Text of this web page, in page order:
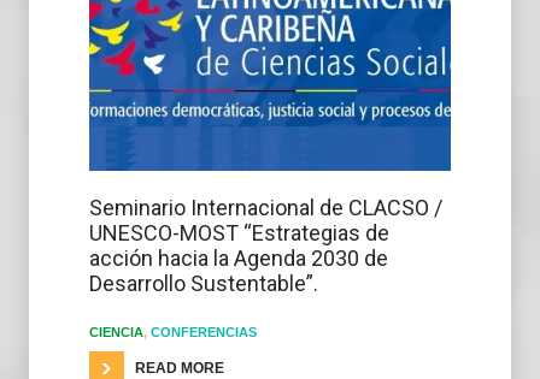
Seminario Internacional de CLACSO /
UNESCO-MOST “Estrategias de
acción hacia la Agenda 2030 de
Desarrollo Sustentable”.
CIENCIA, CONFERENCIAS
READ MORE